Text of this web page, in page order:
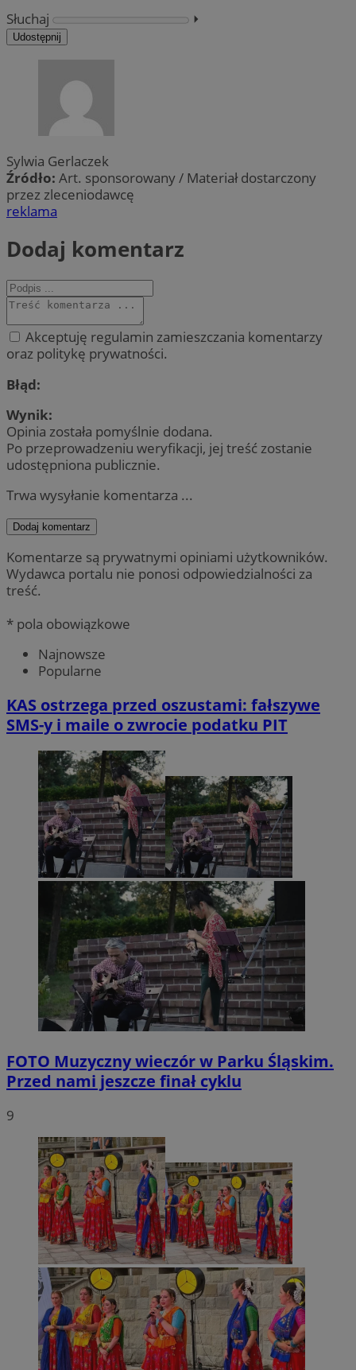
Słuchaj
⏵︎
Udostępnij
Sylwia Gerlaczek
Źródło: Art. sponsorowany / Materiał dostarczony
przez zleceniodawcę
reklama
Dodaj komentarz
Akceptuję regulamin zamieszczania komentarzy
oraz politykę prywatności.
Błąd:
Wynik:
Opinia została pomyślnie dodana.
Po przeprowadzeniu weryfikacji, jej treść zostanie
udostępniona publicznie.
Trwa wysyłanie komentarza ...
Dodaj komentarz
Komentarze są prywatnymi opiniami użytkowników.
Wydawca portalu nie ponosi odpowiedzialności za
treść.
* pola obowiązkowe
Najnowsze
Popularne
KAS ostrzega przed oszustami: fałszywe
SMS-y i maile o zwrocie podatku PIT
FOTO Muzyczny wieczór w Parku Śląskim.
Przed nami jeszcze finał cyklu
9